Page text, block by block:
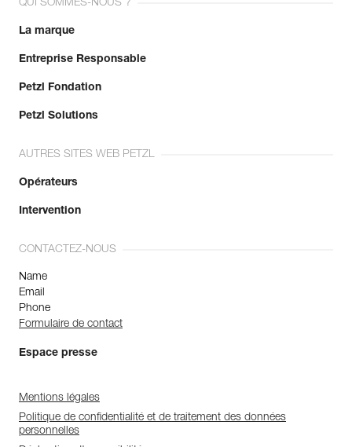
QUI SOMMES-NOUS ?
La marque
Entreprise Responsable
Petzl Fondation
Petzl Solutions
AUTRES SITES WEB PETZL
Opérateurs
Intervention
CONTACTEZ-NOUS
Name
Email
Phone
Formulaire de contact
Espace presse
Mentions légales
Politique de confidentialité et de traitement des données
personnelles